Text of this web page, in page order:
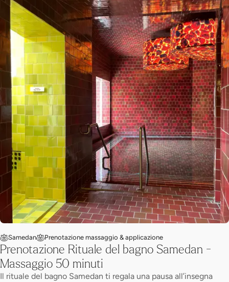
Samedan Prenotazione massaggio & applicazione
Prenotazione Rituale del bagno Samedan -
Massaggio 50 minuti
Il rituale del bagno Samedan ti regala una pausa all’insegna